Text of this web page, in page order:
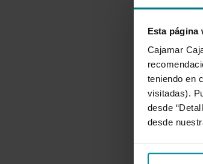
Esta página
Cajamar
teniendo en
visitadas).
desde
desde